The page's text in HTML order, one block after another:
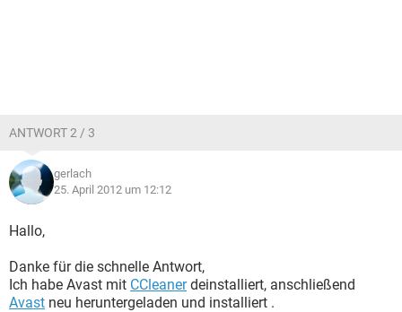
ANTWORT 2 / 3
gerlach
25. April 2012 um 12:12
Hallo,
Danke für die schnelle Antwort,
Ich habe Avast mit CCleanerdeinstalliert, anschließend
Avast neu heruntergeladen und installiert .